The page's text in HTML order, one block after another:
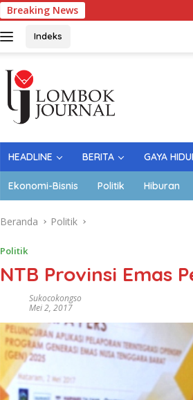
Breaking News
Indeks
HEADLINE BERITA GAYA
Ekonomi-Bisnis Politik Hiburan
Beranda Politik
Politik
NTB Provinsi Emas
Sukocokongso
Mei 2, 2017